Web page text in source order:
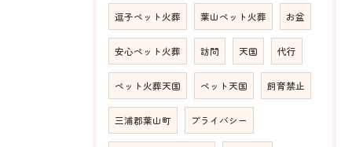
逗子ペット火葬 葉山ペット火葬 お盆
安心ペット火葬 訪問 天国 代行
ペット火葬天国 ペット天国 飼育禁止
三浦郡葉山町 プライバシー